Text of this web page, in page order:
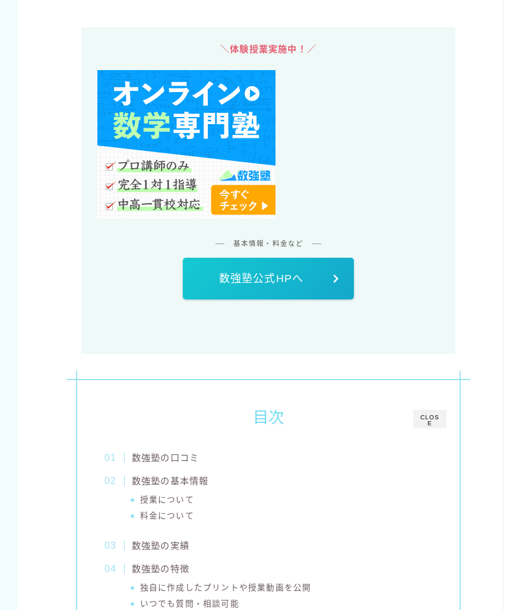
＼体験授業実施中！／
基本情報・料金など
数強塾公式HPへ
CLOS
E
目次
数強塾の口コミ
数強塾の基本情報
授業について
料金について
数強塾の実績
数強塾の特徴
独自に作成したプリントや授業動画を公開
いつでも質問・相談可能